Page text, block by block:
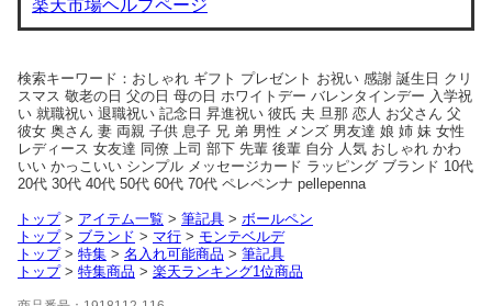
楽天市場ヘルプページ
検索キーワード：おしゃれ ギフト プレゼント お祝い 感謝 誕生日 クリ
スマス 敬老の日 父の日 母の日 ホワイトデー バレンタインデー 入学祝
い 就職祝い 退職祝い 記念日 昇進祝い 彼氏 夫 旦那 恋人 お父さん 父
彼女 奥さん 妻 両親 子供 息子 兄 弟 男性 メンズ 男友達 娘 姉 妹 女性
レディース 女友達 同僚 上司 部下 先輩 後輩 自分 人気 おしゃれ かわ
いい かっこいい シンプル メッセージカード ラッピング ブランド 10代
20代 30代 40代 50代 60代 70代 ペレペンナ pellepenna
トップ> アイテム一覧 > 筆記具 > ボールペン
トップ> ブランド > マ行 > モンテベルデ
トップ> 特集 > 名入れ可能商品 > 筆記具
トップ> 特集商品 > 楽天ランキング1位商品